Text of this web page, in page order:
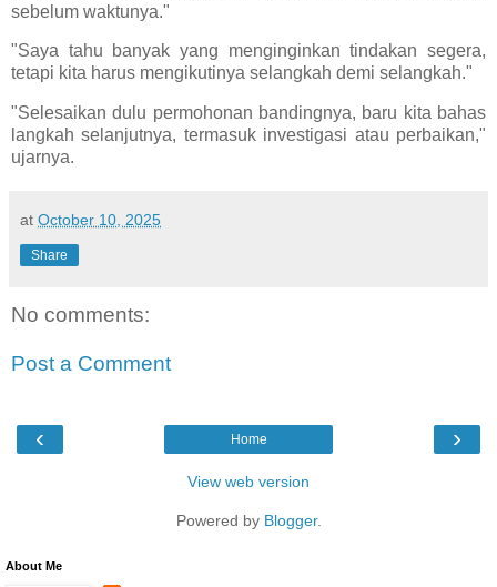
sebelum waktunya."
"Saya tahu banyak yang menginginkan tindakan segera,
tetapi kita harus mengikutinya selangkah demi selangkah."
"Selesaikan dulu permohonan bandingnya, baru kita bahas
langkah selanjutnya, termasuk investigasi atau perbaikan,"
ujarnya.
at October 10, 2025
Share
No comments:
Post a Comment
‹ ›
Home
View web version
Powered by Blogger.
About Me